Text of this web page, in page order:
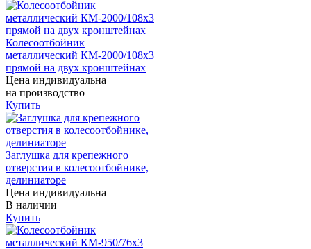
Колесоотбойник
металлический КМ-2000/108х3
прямой на двух кронштейнах
Цена индивидуальна
на производство
Купить
Заглушка для крепежного
отверстия в колесоотбойнике,
делиниаторе
Цена индивидуальна
В наличии
Купить